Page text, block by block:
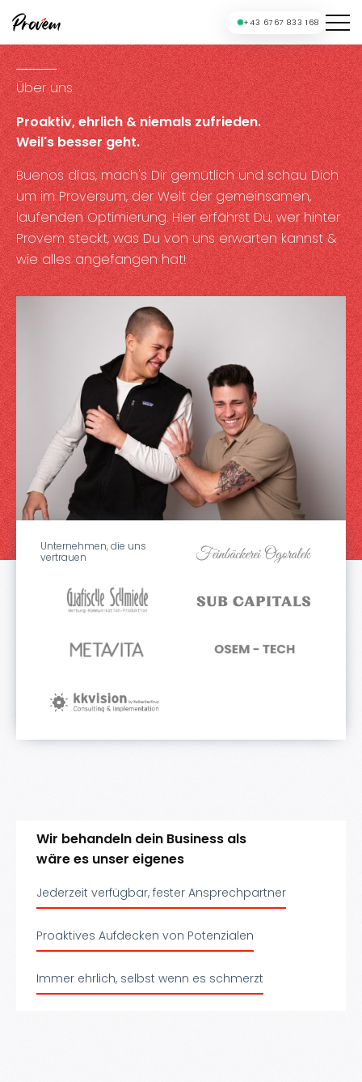
+43 6767 833 168
Über uns
Proaktiv, ehrlich & niemals zufrieden.
Weil's besser geht.
Buenos días, mach's Dir gemütlich und schau Dich
um im Proversum, der Welt der gemeinsamen,
laufenden Optimierung. Hier erfährst Du, wer hinter
Provem steckt, was Du von uns erwarten kannst &
wie alles angefangen hat!
Unternehmen, die uns
vertrauen
Wir behandeln dein Business als
wäre es unser eigenes
Jederzeit verfügbar, fester Ansprechpartner
Proaktives Aufdecken von Potenzialen
Immer ehrlich, selbst wenn es schmerzt